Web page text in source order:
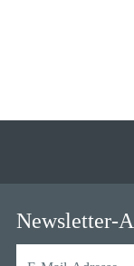
Newsletter-